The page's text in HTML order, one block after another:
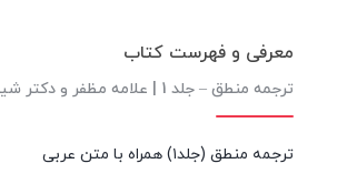
معرفی و فهرست کتاب
ترجمه منطق – جلد 1 | علامه مظفر و دکتر شیروانی
ترجمه منطق (جلد۱) همراه با متن عربی